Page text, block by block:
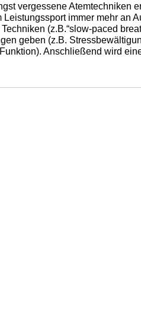
vergessene Atemtechniken
Leistungssport immer mehr an
(z.B.“slow-paced
geben (z.B.
Anschließend wird